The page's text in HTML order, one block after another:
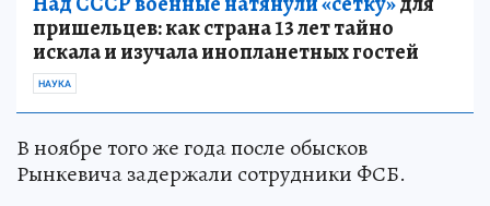
пришельцев: как страна 13 лет тайно
искала и изучала инопланетных гостей
НАУКА
В ноябре того же года после обысков
Рынкевича задержали сотрудники ФСБ.